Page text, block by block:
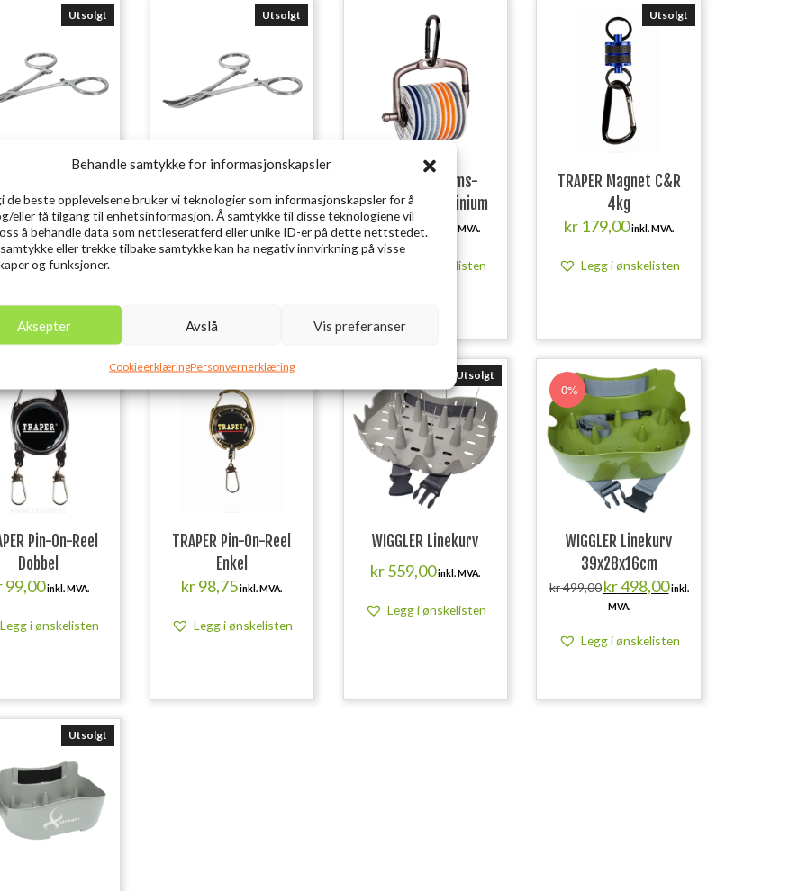
Behandle samtykke for informasjonskapsler
de beste opplevelsene bruker vi teknologier som informasjonskapsler for å
eller få tilgang til enhetsinformasjon. Å samtykke til disse teknologiene vil
å behandle data som nettleseratferd eller unike ID-er på dette nettstedet.
eller trekke tilbake samtykke kan ha negativ innvirkning på visse
og funksjoner.
Aksepter Avslå Vis preferanser
CookieerklæringPersonvernerklæring
Utsolgt
4»
79,00inkl. MVA.
Legg i ønskelisten
Utsolgt
5»
kr89,00inkl. MVA.
TRAPER Fortoms-
Dispenser Aluminium
kr259,00 inkl. MVA.
Legg i ønskelisten
Utsolgt
TRAPER Magnet C&R
4kg
kr 179,00inkl. MVA.
Legg i ønskelisten
Pin-On-Reel
Dobbel
99,00inkl. MVA.
Legg i ønskelisten
Utsolgt
TRAPER Pin-On-Reel
Enkel
kr98,75 inkl. MVA.
Legg i ønskelisten
Utsolgt
WIGGLER Linekurv
kr559,00inkl. MVA.
Legg i ønskelisten
0%
WIGGLER Linekurv
39x28x16cm
kr499,00 Opprinnelig
pris
var:
kr498,00Nåværende
pris
inkl.
MVA.
Legg i ønskelisten
Utsolgt